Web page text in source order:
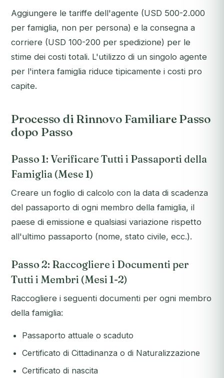
Aggiungere le tariffe dell'agente (USD 500-2.000
per famiglia, non per persona) e la consegna a
corriere (USD 100-200 per spedizione) per le
stime dei costi totali. L'utilizzo di un singolo agente
per l'intera famiglia riduce tipicamente i costi pro
capite.
Processo di Rinnovo Familiare Passo
dopo Passo
Passo 1: Verificare Tutti i Passaporti della
Famiglia (Mese 1)
Creare un foglio di calcolo con la data di scadenza
del passaporto di ogni membro della famiglia, il
paese di emissione e qualsiasi variazione rispetto
all'ultimo passaporto (nome, stato civile, ecc.).
Passo 2: Raccogliere i Documenti per
Tutti i Membri (Mesi 1-2)
Raccogliere i seguenti documenti per ogni membro
della famiglia:
Passaporto attuale o scaduto
Certificato di Cittadinanza o di Naturalizzazione
Certificato di nascita